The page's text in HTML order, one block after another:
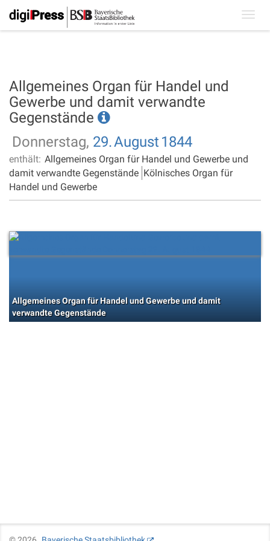
Allgemeines Organ für Handel und
Gewerbe und damit verwandte
Gegenstände
Donnerstag, 29.August 1844
enthält: Allgemeines Organ für Handel und Gewerbe und
damit verwandte Gegenstände Kölnisches Organ für
Handel und Gewerbe
Allgemeines Organ für Handel und Gewerbe und damit
verwandte Gegenstände